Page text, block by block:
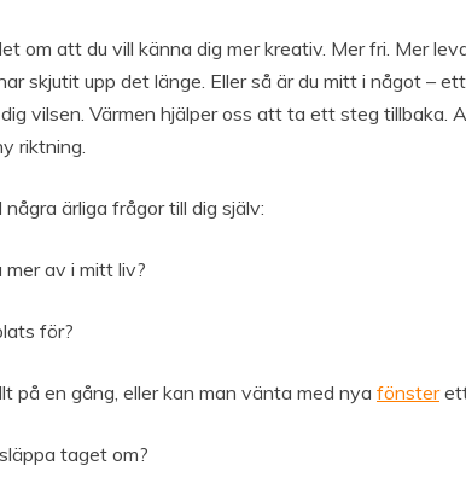
om att du vill känna dig mer kreativ. Mer fri. Mer
skjutit upp det länge. Eller så är du mitt i något –
vilsen. Värmen hjälper oss att ta ett steg tillbaka.
riktning.
ärliga frågor till dig själv:
mer av i mitt liv?
för?
på en gång, eller kan man vänta med nya fönster
taget om?